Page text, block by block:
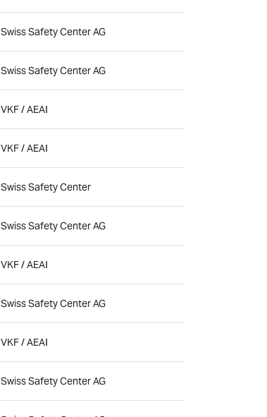
Swiss Safety Center AG
Swiss Safety Center AG
VKF / AEAI
VKF / AEAI
Swiss Safety Center
Swiss Safety Center AG
VKF / AEAI
Swiss Safety Center AG
VKF / AEAI
Swiss Safety Center AG